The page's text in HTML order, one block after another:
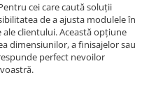
cei care caută soluții
de a ajusta modulele în
clientului. Această opțiune
dimensiunilor, a finisajelor sau
perfect nevoilor